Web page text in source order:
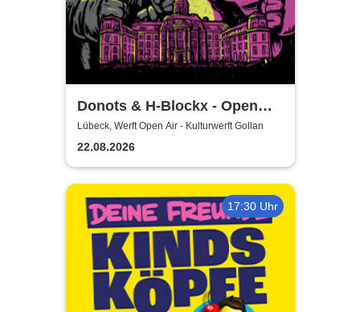
Donots & H-Blockx - Open
Airs 2026
Lübeck, Werft Open Air - Kulturwerft Gollan
22.08.2026
17:30 Uhr